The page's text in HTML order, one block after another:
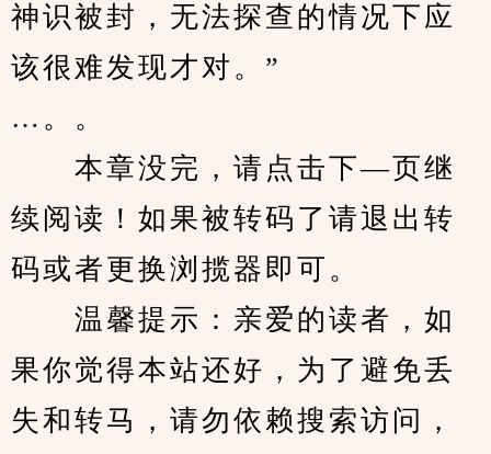
神识被封，无法探查的情况下应
该很难发现才对。”
…。。
本章没完，请点击下—页继
续阅读！如果被转码了请退出转
码或者更换浏揽器即可。
温馨提示：亲爱的读者，如
果你觉得本站还好，为了避免丢
失和转马，请勿依赖搜索访问，